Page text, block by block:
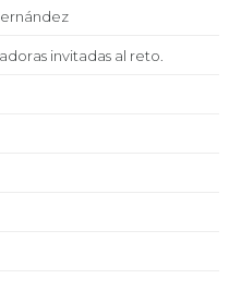
invitadas al reto.